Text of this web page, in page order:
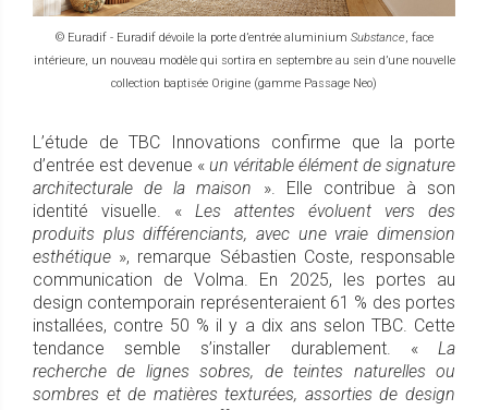
© Euradif - Euradif dévoile la porte d’entrée aluminium Substance, face
intérieure, un nouveau modèle qui sortira en septembre au sein d’une nouvelle
collection baptisée Origine (gamme Passage Neo)
L’étude de TBC Innovations confirme que la porte
d’entrée est devenue « un véritable élément de signature
architecturale de la maison ». Elle contribue à son
identité visuelle. « Les attentes évoluent vers des
produits plus différenciants, avec une vraie dimension
esthétique », remarque Sébastien Coste, responsable
communication de Volma. En 2025, les portes au
design contemporain représenteraient 61 % des portes
installées, contre 50 % il y a dix ans selon TBC. Cette
tendance semble s’installer durablement. « La
recherche de lignes sobres, de teintes naturelles ou
sombres et de matières texturées, assorties de design